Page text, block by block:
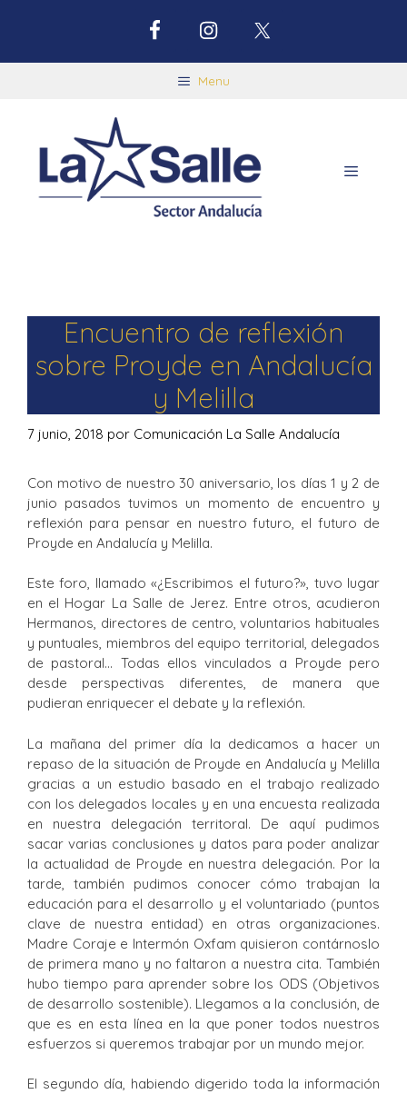
Menu
Encuentro de reflexión
sobre Proyde en Andalucía
y Melilla
7 junio, 2018 por Comunicación La Salle Andalucía
Con motivo de nuestro 30 aniversario, los días 1 y 2 de
junio pasados tuvimos un momento de encuentro y
reflexión para pensar en nuestro futuro, el futuro de
Proyde en Andalucía y Melilla.
Este foro, llamado «¿Escribimos el futuro?», tuvo lugar
en el Hogar La Salle de Jerez. Entre otros, acudieron
Hermanos, directores de centro, voluntarios habituales
y puntuales, miembros del equipo territorial, delegados
de pastoral… Todas ellos vinculados a Proyde pero
desde perspectivas diferentes, de manera que
pudieran enriquecer el debate y la reflexión.
La mañana del primer día la dedicamos a hacer un
repaso de la situación de Proyde en Andalucía y Melilla
gracias a un estudio basado en el trabajo realizado
con los delegados locales y en una encuesta realizada
en nuestra delegación territoral. De aquí pudimos
sacar varias conclusiones y datos para poder analizar
la actualidad de Proyde en nuestra delegación. Por la
tarde, también pudimos conocer cómo trabajan la
educación para el desarrollo y el voluntariado (puntos
clave de nuestra entidad) en otras organizaciones.
Madre Coraje e Intermón Oxfam quisieron contárnoslo
de primera mano y no faltaron a nuestra cita. También
hubo tiempo para aprender sobre los ODS (Objetivos
de desarrollo sostenible). Llegamos a la conclusión, de
que es en esta línea en la que poner todos nuestros
esfuerzos si queremos trabajar por un mundo mejor.
El segundo día, habiendo digerido toda la información